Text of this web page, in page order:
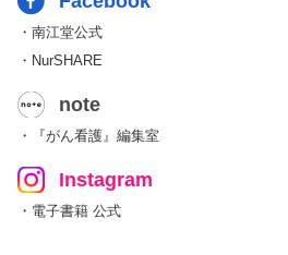
・南江堂公式
・NurSHARE
note
・『がん看護』編集室
Instagram
・電子書籍 公式